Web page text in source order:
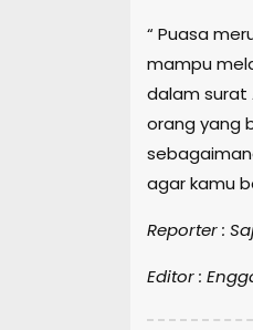
“ Puasa
mampu
dalam surat
orang yang
agar kamu
Reporter :
Editor :